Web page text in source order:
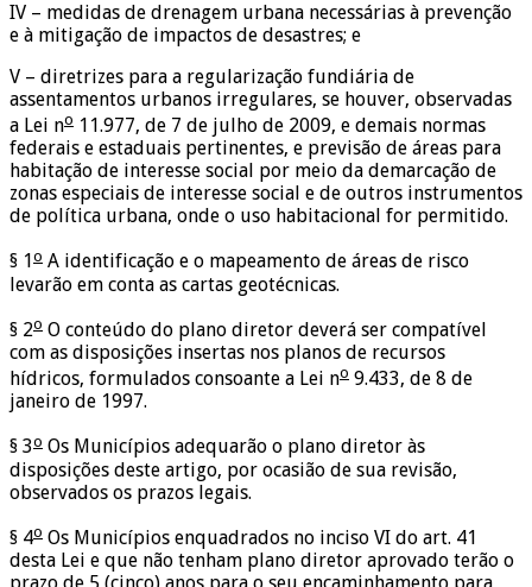
IV – medidas de drenagem urbana necessárias à prevenção
e à mitigação de impactos de desastres; e
V – diretrizes para a regularização fundiária de
assentamentos urbanos irregulares, se houver, observadas
a Lei no 11.977, de 7 de julho de 2009, e demais normas
federais e estaduais pertinentes, e previsão de áreas para
habitação de interesse social por meio da demarcação de
zonas especiais de interesse social e de outros instrumentos
de política urbana, onde o uso habitacional for permitido.
§ 1 o A identificação e o mapeamento de áreas de risco
levarão em conta as cartas geotécnicas.
§ 2o O conteúdo do plano diretor deverá ser compatível
com as disposições insertas nos planos de recursos
hídricos, formulados consoante a Lei no 9.433, de 8 de
janeiro de 1997.
§ 3o Os Municípios adequarão o plano diretor às
disposições deste artigo, por ocasião de sua revisão,
observados os prazos legais.
§ 4o Os Municípios enquadrados no inciso VI do art. 41
desta Lei e que não tenham plano diretor aprovado terão o